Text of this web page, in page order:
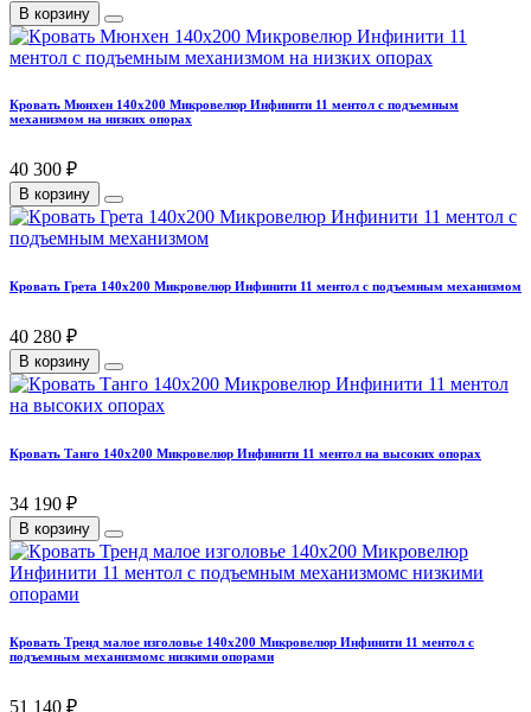
В корзину
Кровать Мюнхен 140х200 Микровелюр Инфинити 11 ментол с подъемным
механизмом на низких опорах
40 300 ₽
В корзину
Кровать Грета 140х200 Микровелюр Инфинити 11 ментол с подъемным механизмом
40 280 ₽
В корзину
Кровать Танго 140х200 Микровелюр Инфинити 11 ментол на высоких опорах
34 190 ₽
В корзину
Кровать Тренд малое изголовье 140х200 Микровелюр Инфинити 11 ментол с
подъемным механизмомс низкими опорами
51 140 ₽